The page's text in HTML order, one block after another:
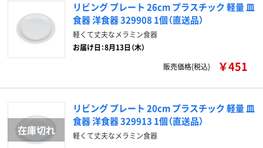
リビング プレート 26cm プラスチック 軽量 皿
食器 洋食器 329908 1個（直送品）
軽くて丈夫なメラミン食器
お届け日：8月13日（木）
販売価格(税込)
￥451
リビング プレート 20cm プラスチック 軽量 皿
食器 洋食器 329913 1個（直送品）
軽くて丈夫なメラミン食器